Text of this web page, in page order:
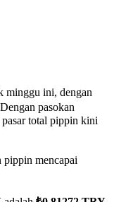
minggu ini, dengan
pasokan
total pippin kini
pippin mencapai